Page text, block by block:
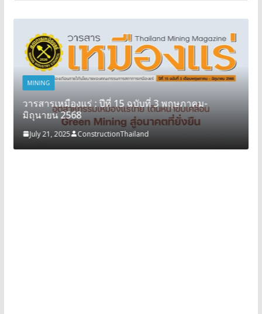
MINING
วารสารเหมืองแร่ : ปีที่ 15 ฉบับที่ 3 พฤษภาคม-
มิถุนายน 2568
July 21, 2025 ConstructionThailand